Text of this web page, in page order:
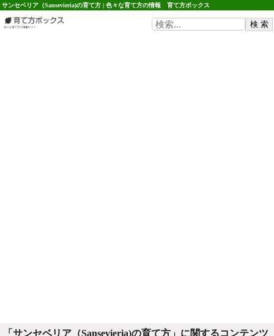
サンセベリア（Sansevieria)の育て方 | 色々な育て方の情報 育て方ボックス
「サンセベリア（Sansevieria)の育て方」に関するコンテンツ